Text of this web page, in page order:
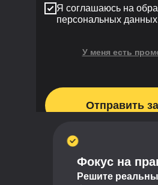
Я соглашаюсь на
персональных данных
Отправить
У меня есть
Фокус на
Решите